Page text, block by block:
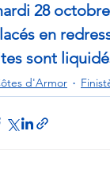
28
en
sont
d'Armor